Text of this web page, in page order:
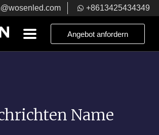
+8613425434349
Angebot anfordern
Name